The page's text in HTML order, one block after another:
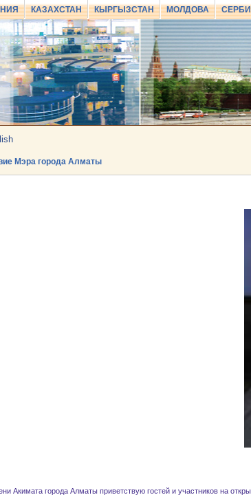
КАЗАХСТАН КЫРГЫЗСТАН МОЛДОВА
Мэра города Алматы
Акимата города Алматы приветствую гостей и участников на